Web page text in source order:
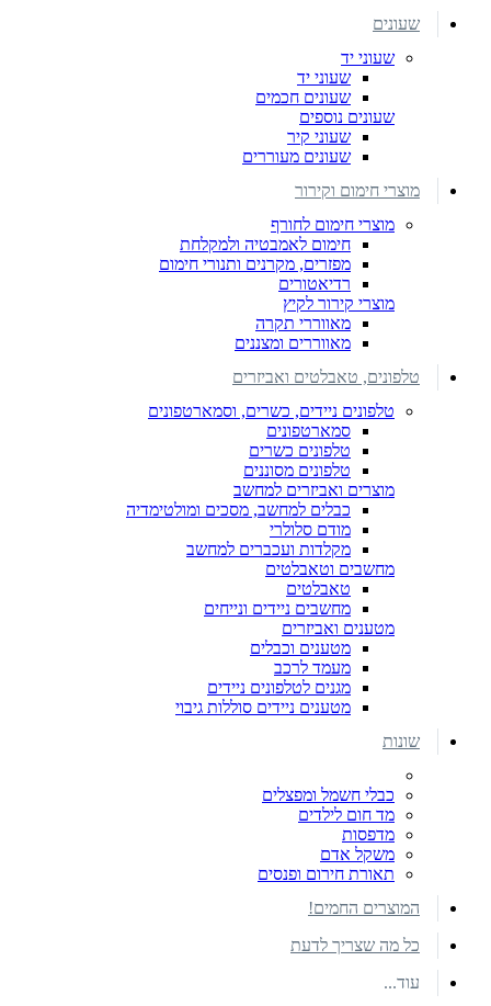
שעונים
שעוני יד
שעוני יד
שעונים חכמים
שעונים נוספים
שעוני קיר
שעונים מעוררים
מוצרי חימום וקירור
מוצרי חימום לחורף
חימום לאמבטיה ולמקלחת
מפזרים, מקרנים ותנורי חימום
רדיאטורים
מוצרי קירור לקיץ
מאווררי תקרה
מאווררים ומצננים
טלפונים, טאבלטים ואביזרים
טלפונים ניידים, כשרים, וסמארטפונים
סמארטפונים
טלפונים כשרים
טלפונים מסוננים
מוצרים ואביזרים למחשב
כבלים למחשב, מסכים ומולטימדיה
מודם סלולרי
מקלדות ועכברים למחשב
מחשבים וטאבלטים
טאבלטים
מחשבים ניידים ונייחים
מטענים ואביזרים
מטענים וכבלים
מעמד לרכב
מגנים לטלפונים ניידים
מטענים ניידים סוללות גיבוי
שונות
כבלי חשמל ומפצלים
מד חום לילדים
מדפסות
משקל אדם
תאורת חירום ופנסים
המוצרים החמים!
כל מה שצריך לדעת
עוד...